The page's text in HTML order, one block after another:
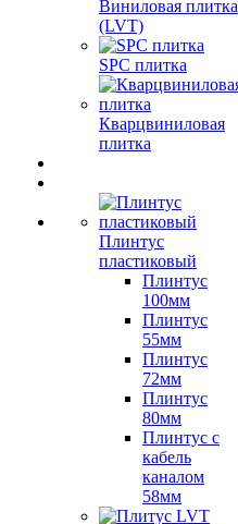
Виниловая плитка
(LVT)
SPC плитка
Кварцвиниловая
плитка
Плинтус
пластиковый
Плинтус
100мм
Плинтус
55мм
Плинтус
72мм
Плинтус
80мм
Плинтус с
кабель
каналом
58мм